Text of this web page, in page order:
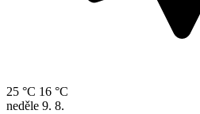
25 °C 16 °C
neděle 9. 8.